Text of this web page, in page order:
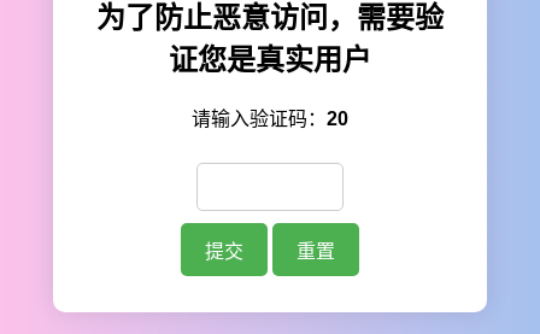
为了防止恶意访问，需要验
证您是真实用户
请输入验证码： 20
提交 重置